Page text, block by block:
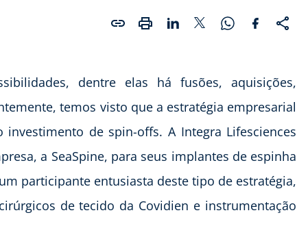
dentre elas há fusões, aquisições,
temos visto que a estratégia empresarial
de spin-offs. A Integra Lifesciences
a SeaSpine, para seus implantes de espinha
participante entusiasta deste tipo de estratégia,
de tecido da Covidien e instrumentação